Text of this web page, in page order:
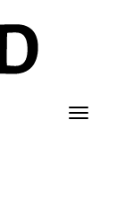
Toggle